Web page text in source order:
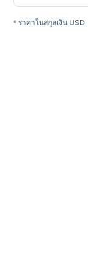
* ราคาในสกุลเงิน USD